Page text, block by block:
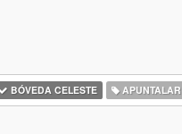
BÓVEDA CELESTE APUNTALAR